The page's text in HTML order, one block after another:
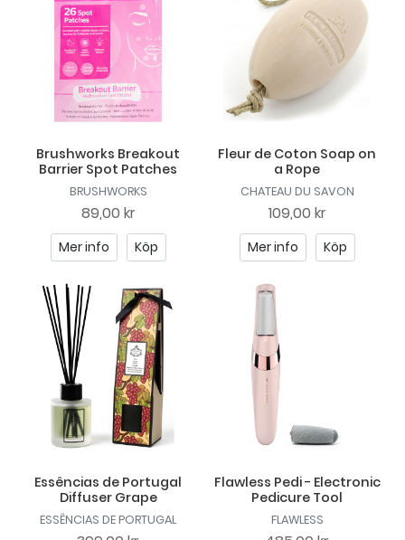
Brushworks Breakout
Barrier Spot Patches
BRUSHWORKS
89,00 kr
Mer info Köp
Fleur de Coton Soap on
a Rope
CHATEAU DU SAVON
109,00 kr
Mer info Köp
Essências de Portugal
Diffuser Grape
ESSÊNCIAS DE PORTUGAL
Flawless Pedi - Electronic
Pedicure Tool
FLAWLESS